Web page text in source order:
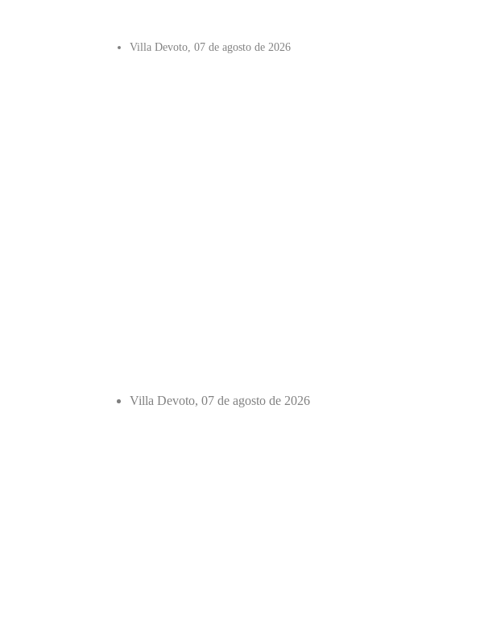
Villa Devoto, 07 de agosto de 2026
Villa Devoto, 07 de agosto de 2026